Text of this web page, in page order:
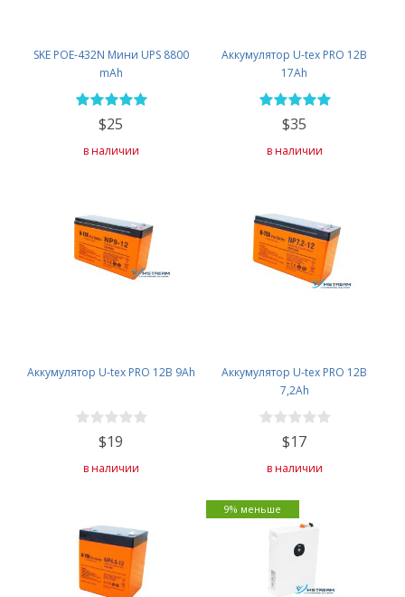
SKE POE-432N Мини UPS 8800
mAh
$25
в наличии
Аккумулятор U-tex PRO 12В
17Ah
$35
в наличии
Аккумулятор U-tex PRO 12В 9Ah
$19
в наличии
Аккумулятор U-tex PRO 12В
7,2Ah
$17
в наличии
9% меньше